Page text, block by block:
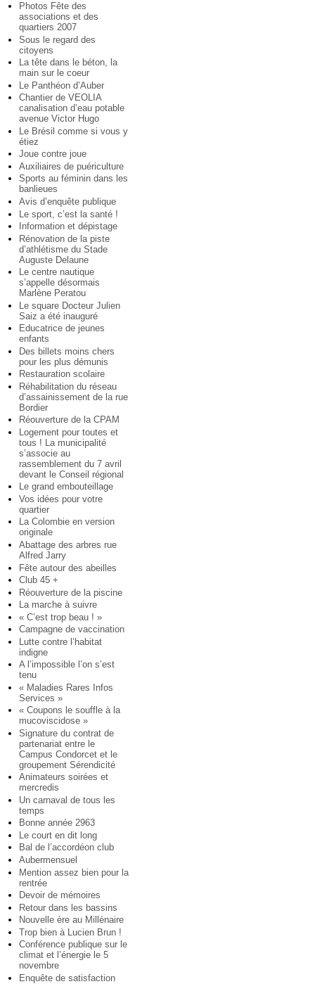
Photos Fête des
associations et des
quartiers 2007
Sous le regard des
citoyens
La tête dans le béton, la
main sur le coeur
Le Panthéon d’Auber
Chantier de VEOLIA
canalisation d’eau potable
avenue Victor Hugo
Le Brésil comme si vous y
étiez
Joue contre joue
Auxiliaires de puériculture
Sports au féminin dans les
banlieues
Avis d’enquête publique
Le sport, c’est la santé !
Information et dépistage
Rénovation de la piste
d’athlétisme du Stade
Auguste Delaune
Le centre nautique
s’appelle désormais
Marlène Peratou
Le square Docteur Julien
Saiz a été inauguré
Educatrice de jeunes
enfants
Des billets moins chers
pour les plus démunis
Restauration scolaire
Réhabilitation du réseau
d’assainissement de la rue
Bordier
Réouverture de la CPAM
Logement pour toutes et
tous ! La municipalité
s’associe au
rassemblement du 7 avril
devant le Conseil régional
Le grand embouteillage
Vos idées pour votre
quartier
La Colombie en version
originale
Abattage des arbres rue
Alfred Jarry
Fête autour des abeilles
Club 45 +
Réouverture de la piscine
La marche à suivre
« C’est trop beau ! »
Campagne de vaccination
Lutte contre l’habitat
indigne
A l’impossible l’on s’est
tenu
« Maladies Rares Infos
Services »
« Coupons le souffle à la
mucoviscidose »
Signature du contrat de
partenariat entre le
Campus Condorcet et le
groupement Sérendicité
Animateurs soirées et
mercredis
Un carnaval de tous les
temps
Bonne année 2963
Le court en dit long
Bal de l’accordéon club
Aubermensuel
Mention assez bien pour la
rentrée
Devoir de mémoires
Retour dans les bassins
Nouvelle ère au Millénaire
Trop bien à Lucien Brun !
Conférence publique sur le
climat et l’énergie le 5
novembre
Enquête de satisfaction